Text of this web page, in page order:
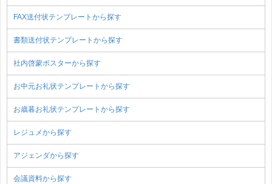
FAX送付状テンプレートから探す
書類送付状テンプレートから探す
社内啓蒙ポスターから探す
お中元お礼状テンプレートから探す
お歳暮お礼状テンプレートから探す
レジュメから探す
アジェンダから探す
会議資料から探す